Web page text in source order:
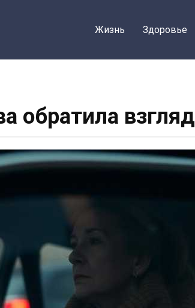
Жизнь Здоровье
обратила